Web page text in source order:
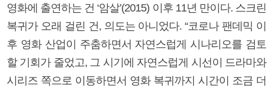
영화에 출연하는 건 ‘암살’(2015) 이후 11년 만이다. 스크린
복귀가 오래 걸린 건, 의도는 아니었다. “코로나 팬데믹 이
후 영화 산업이 주춤하면서 자연스럽게 시나리오를 검토
할 기회가 줄었고, 그 시기에 자연스럽게 시선이 드라마와
시리즈 쪽으로 이동하면서 영화 복귀까지 시간이 조금 더